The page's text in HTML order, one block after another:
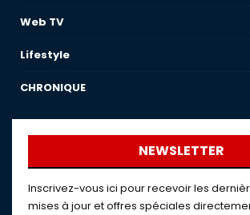
Web TV
Lifestyle
CHRONIQUE
NEWSLETTER
Inscrivez-vous ici pour recevoir les
mises à jour et offres spéciales